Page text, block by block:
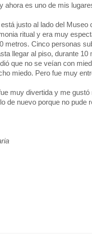
ahora es uno de mis
justo al lado del
ritual y era muy
metros. Cinco personas
llegar al piso, durante
que no se veían con
miedo. Pero fue muy
muy divertida y me
de nuevo porque no pude